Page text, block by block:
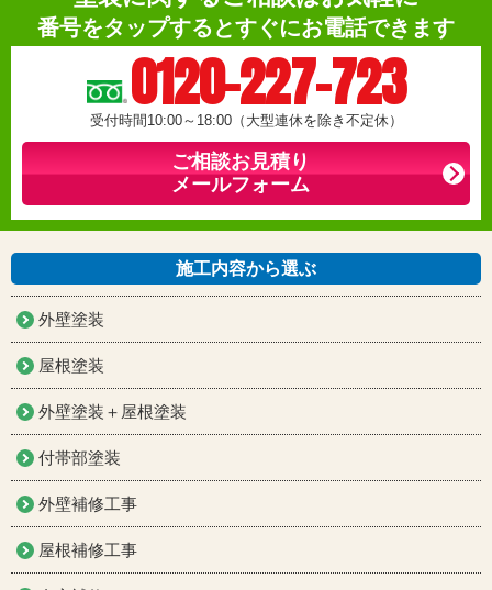
塗装に関するご相談はお気軽に
番号をタップするとすぐにお電話できます
0120-227-723
受付時間10:00～18:00（大型連休を除き不定休）
ご相談お見積り
メールフォーム
施工内容から選ぶ
外壁塗装
屋根塗装
外壁塗装＋屋根塗装
付帯部塗装
外壁補修工事
屋根補修工事